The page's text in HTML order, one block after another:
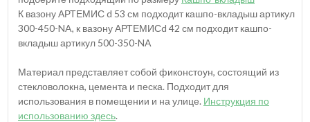
К вазону АРТЕМИС d 53 см подходит кашпо-вкладыш артикул
300-450-NA, к вазону АРТЕМИСd 42 см подходит кашпо-
вкладыш артикул 500-350-NA
Материал представляет собой фиконстоун, состоящий из
стекловолокна, цемента и песка. Подходит для
использования в помещении и на улице. Инструкция по
использованию здесь.